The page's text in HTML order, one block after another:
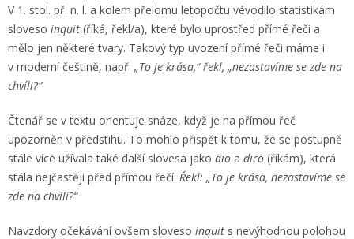
V 1. stol. př. n. l. a kolem přelomu letopočtu vévodilo statistikám
sloveso inquit (říká, řekl/a), které bylo uprostřed přímé řeči a
mělo jen některé tvary. Takový typ uvození přímé řeči máme i
v moderní češtině, např. „To je krása,“ řekl, „nezastavíme se zde na
chvíli?“
Čtenář se v textu orientuje snáze, když je na přímou řeč
upozorněn v předstihu. To mohlo přispět k tomu, že se postupně
stále více užívala také další slovesa jako aio a dico (říkám), která
stála nejčastěji před přímou řečí. Řekl: „To je krása, nezastavíme se
zde na chvíli?“
Navzdory očekávání ovšem sloveso inquit s nevýhodnou polohou